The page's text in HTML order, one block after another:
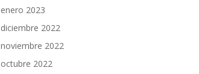
enero 2023
diciembre 2022
noviembre 2022
octubre 2022